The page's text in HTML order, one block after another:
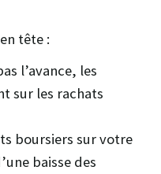
tête :
l’avance, les
sur les rachats
boursiers sur votre
baisse des